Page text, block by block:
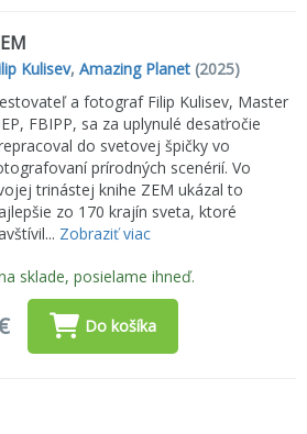
Kulisev,Amazing Planet (2025)
a fotograf Filip Kulisev, Master
FBIPP, sa za uplynulé desaťročie
do svetovej špičky vo
prírodných scenérií. Vo
trinástej knihe ZEM ukázal to
zo 170 krajín sveta, ktoré
Zobraziť viac
sklade, posielame ihneď.
Do košíka